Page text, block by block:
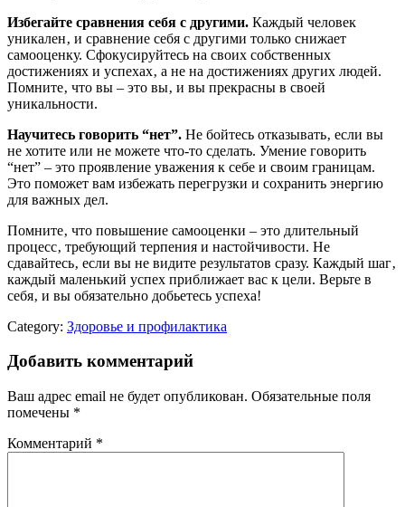
Избегайте сравнения себя с другими. Каждый человек
уникален‚ и сравнение себя с другими только снижает
самооценку. Сфокусируйтесь на своих собственных
достижениях и успехах‚ а не на достижениях других людей.
Помните‚ что вы – это вы‚ и вы прекрасны в своей
уникальности.
Научитесь говорить “нет”. Не бойтесь отказывать‚ если вы
не хотите или не можете что-то сделать. Умение говорить
“нет” – это проявление уважения к себе и своим границам.
Это поможет вам избежать перегрузки и сохранить энергию
для важных дел.
Помните‚ что повышение самооценки – это длительный
процесс‚ требующий терпения и настойчивости. Не
сдавайтесь‚ если вы не видите результатов сразу. Каждый шаг‚
каждый маленький успех приближает вас к цели. Верьте в
себя‚ и вы обязательно добьетесь успеха!
Category: Здоровье и профилактика
Добавить комментарий
Ваш адрес email не будет опубликован. Обязательные поля
помечены *
Комментарий *